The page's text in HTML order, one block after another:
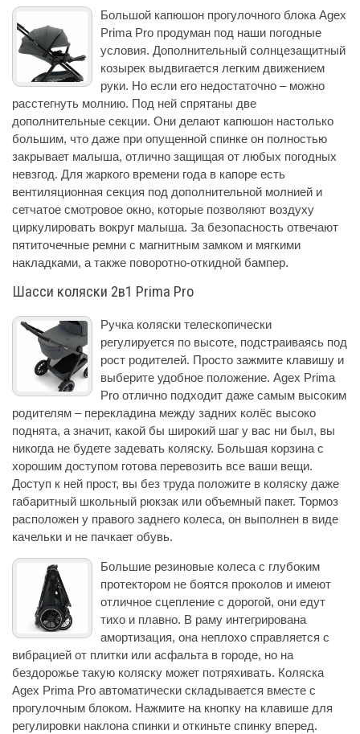
Большой капюшон прогулочного блока Agex
Prima Pro продуман под наши погодные
условия. Дополнительный солнцезащитный
козырек выдвигается легким движением
руки. Но если его недостаточно – можно
расстегнуть молнию. Под ней спрятаны две
дополнительные секции. Они делают капюшон настолько
большим, что даже при опущенной спинке он полностью
закрывает малыша, отлично защищая от любых погодных
невзгод. Для жаркого времени года в капоре есть
вентиляционная секция под дополнительной молнией и
сетчатое смотровое окно, которые позволяют воздуху
циркулировать вокруг малыша. За безопасность отвечают
пятиточечные ремни с магнитным замком и мягкими
накладками, а также поворотно-откидной бампер.
Шасси коляски 2в1 Prima Pro
Ручка коляски телескопически
регулируется по высоте, подстраиваясь под
рост родителей. Просто зажмите клавишу и
выберите удобное положение. Agex Prima
Pro отлично подходит даже самым высоким
родителям – перекладина между задних колёс высоко
поднята, а значит, какой бы широкий шаг у вас ни был, вы
никогда не будете задевать коляску. Большая корзина с
хорошим доступом готова перевозить все ваши вещи.
Доступ к ней прост, вы без труда положите в коляску даже
габаритный школьный рюкзак или объемный пакет. Тормоз
расположен у правого заднего колеса, он выполнен в виде
качельки и не пачкает обувь.
Большие резиновые колеса с глубоким
протектором не боятся проколов и имеют
отличное сцепление с дорогой, они едут
тихо и плавно. В раму интегрирована
амортизация, она неплохо справляется с
вибрацией от плитки или асфальта в городе, но на
бездорожье такую коляску может потряхивать. Коляска
Agex Prima Pro автоматически складывается вместе с
прогулочным блоком. Нажмите на кнопку на клавише для
регулировки наклона спинки и откиньте спинку вперед.